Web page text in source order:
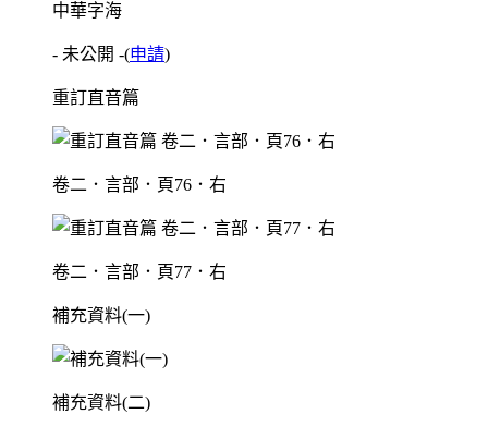
中華字海
- 未公開 -(申請)
重訂直音篇
卷二．言部．頁76．右
卷二．言部．頁77．右
補充資料(一)
補充資料(二)